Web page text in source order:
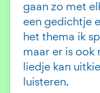
gaan zo met
een gedichtje
het thema ik
maar er is ook
liedje kan
luisteren.